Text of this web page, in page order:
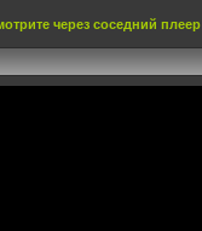
через соседний плеер